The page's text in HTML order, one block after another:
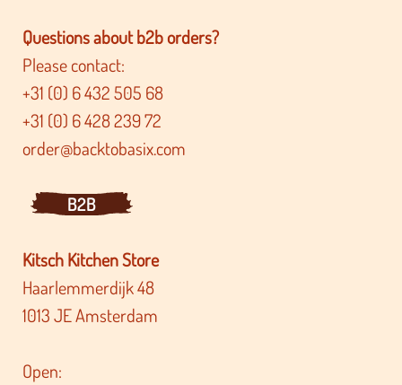
Questions about b2b orders?
Please contact:
+31 (0) 6 432 505 68
+31 (0) 6 428 239 72
order@backtobasix.com
B2B
Kitsch Kitchen Store
Haarlemmerdijk 48
1013 JE Amsterdam
Open: